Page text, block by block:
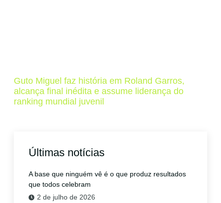
Guto Miguel faz história em Roland Garros,
alcança final inédita e assume liderança do
ranking mundial juvenil
Últimas notícias
A base que ninguém vê é o que produz resultados
que todos celebram
2 de julho de 2026